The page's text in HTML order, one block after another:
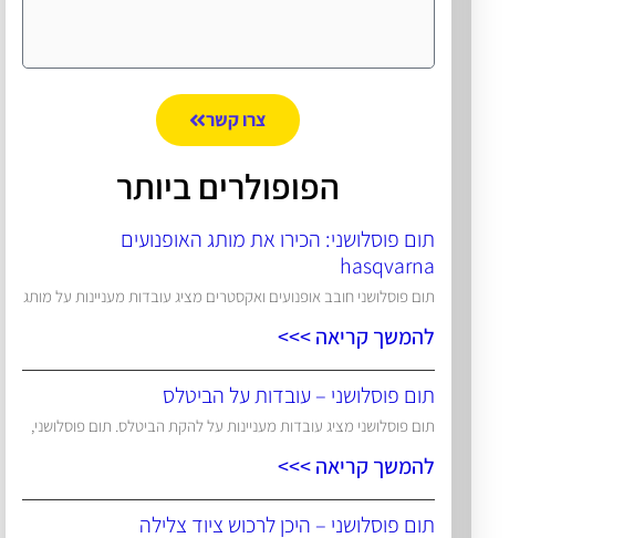
צרו קשר
הפופולרים ביותר
תום פוסלושני: הכירו את מותג האופנועים
hasqvarna
תום פוסלושני חובב אופנועים ואקסטרים מציג עובדות מעניינות על מותג
להמשך קריאה >>>
תום פוסלושני – עובדות על הביטלס
תום פוסלושני מציג עובדות מעניינות על להקת הביטלס. תום פוסלושני,
להמשך קריאה >>>
תום פוסלושני – היכן לרכוש ציוד צלילה